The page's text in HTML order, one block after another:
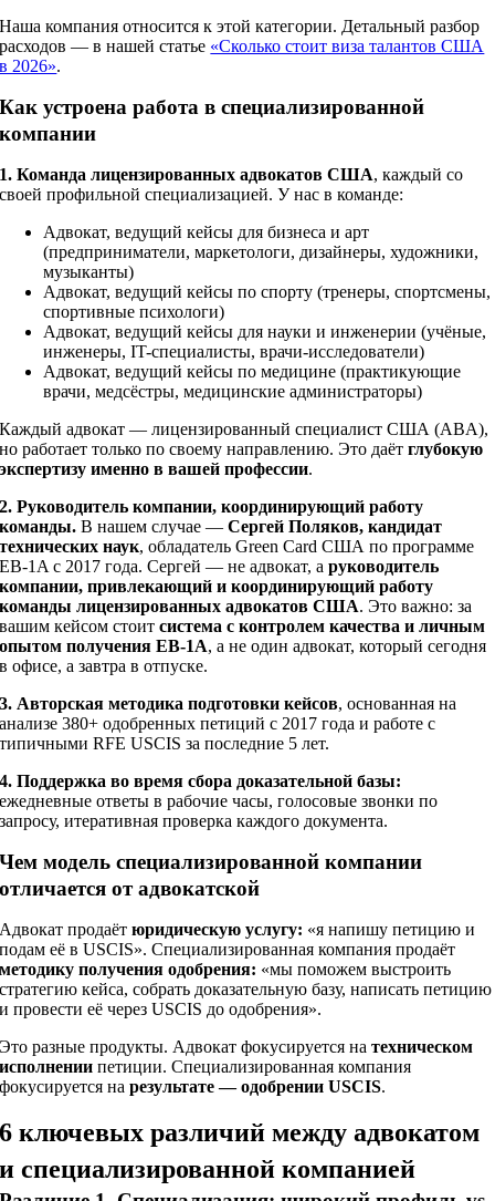
Наша компания относится к этой категории. Детальный разбор
расходов — в нашей статье «Сколько стоит виза талантов США
в 2026».
Как устроена работа в специализированной
компании
1. Команда лицензированных адвокатов США, каждый со
своей профильной специализацией. У нас в команде:
Адвокат, ведущий кейсы для бизнеса и арт
(предприниматели, маркетологи, дизайнеры, художники,
музыканты)
Адвокат, ведущий кейсы по спорту (тренеры, спортсмены,
спортивные психологи)
Адвокат, ведущий кейсы для науки и инженерии (учёные,
инженеры, IT-специалисты, врачи-исследователи)
Адвокат, ведущий кейсы по медицине (практикующие
врачи, медсёстры, медицинские администраторы)
Каждый адвокат — лицензированный специалист США (ABA),
но работает только по своему направлению. Это даётглубокую
экспертизу именно в вашей профессии.
2. Руководитель компании, координирующий работу
команды. В нашем случае —Сергей Поляков, кандидат
технических наук, обладатель Green Card США по программе
EB-1A с 2017 года. Сергей — не адвокат, аруководитель
компании, привлекающий и координирующий работу
команды лицензированных адвокатов США. Это важно: за
вашим кейсом стоитсистема с контролем качества и личным
опытом получения EB-1A, а не один адвокат, который сегодня
в офисе, а завтра в отпуске.
3. Авторская методика подготовки кейсов, основанная на
анализе 380+ одобренных петиций с 2017 года и работе с
типичными RFE USCIS за последние 5 лет.
4. Поддержка во время сбора доказательной базы:
ежедневные ответы в рабочие часы, голосовые звонки по
запросу, итеративная проверка каждого документа.
Чем модель специализированной компании
отличается от адвокатской
Адвокат продаётюридическую услугу: «я напишу петицию и
подам её в USCIS». Специализированная компания продаёт
методику получения одобрения: «мы поможем выстроить
стратегию кейса, собрать доказательную базу, написать петицию
и провести её через USCIS до одобрения».
Это разные продукты. Адвокат фокусируется натехническом
исполнении петиции. Специализированная компания
фокусируется нарезультате — одобрении USCIS.
6 ключевых различий между адвокатом
и специализированной компанией